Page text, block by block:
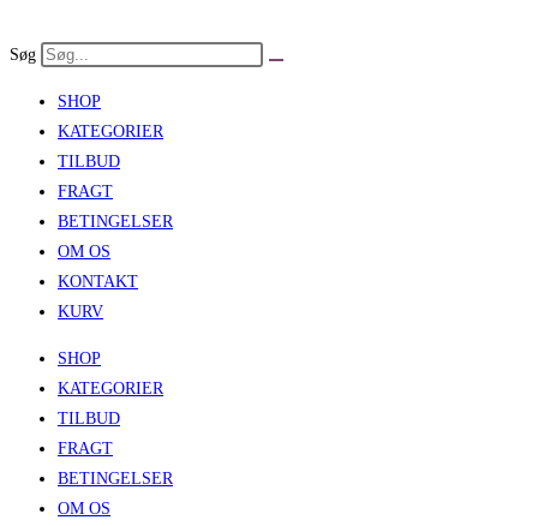
to
Søg
SHOP
KATEGORIER
TILBUD
FRAGT
BETINGELSER
OM OS
KONTAKT
KURV
SHOP
KATEGORIER
TILBUD
FRAGT
BETINGELSER
OM OS